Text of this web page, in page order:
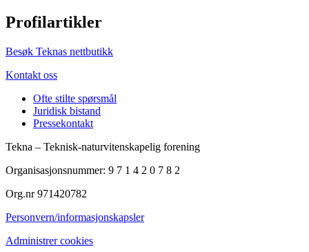
Profilartikler
Besøk Teknas nettbutikk
Kontakt oss
Ofte stilte spørsmål
Juridisk bistand
Pressekontakt
Tekna – Teknisk-naturvitenskapelig forening
Organisasjonsnummer: 9 7 1 4 2 0 7 8 2
Org.nr 971420782
Personvern/informasjonskapsler
Administrer cookies